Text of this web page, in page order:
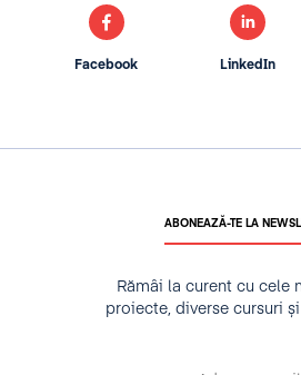
ABONEAZĂ-TE LA
Rămâi la curent cu cele
proiecte, diverse cursuri
Facebook LinkedIn